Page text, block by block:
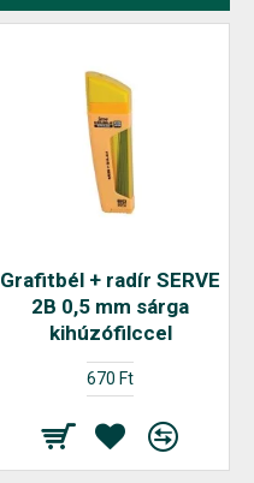
Grafitbél + radír SERVE
2B 0,5 mm sárga
kihúzófilccel
670 Ft